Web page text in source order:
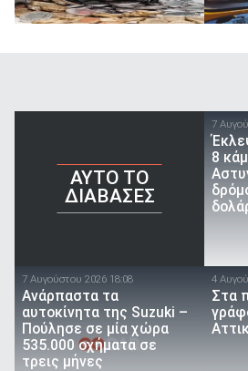
AYTO TO
ΔΙΑΒΑΣΕΣ
7
8
7 Αυγούστου 2026 18:08
Ανάρπαστα τα
αυτοκίνητα της Suzuki –
Πούλησε σε μία χώρα
535.000 οχήματα σε
τρεις μήνες
4
Στα